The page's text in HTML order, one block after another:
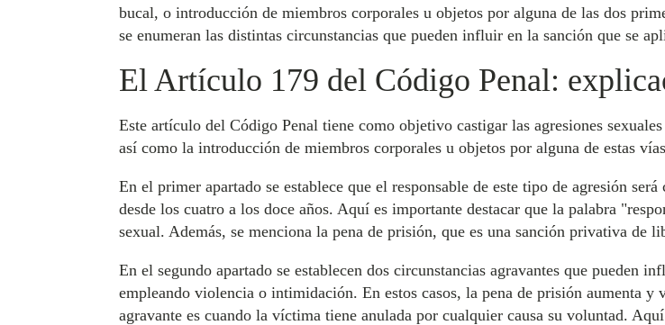
bucal, o introducción de miembros corporales u objetos por alguna de las dos
se enumeran las distintas circunstancias que pueden influir en la sanción que se
El Artículo 179 del Código Penal:
Este artículo del Código Penal tiene como objetivo castigar las agresiones
así como la introducción de miembros corporales u objetos por alguna de estas
En el primer apartado se establece que el responsable de este tipo de agresión
desde los cuatro a los doce años. Aquí es importante destacar que la palabra
sexual. Además, se menciona la pena de prisión, que es una sanción privativa de
En el segundo apartado se establecen dos circunstancias agravantes que pueden
empleando violencia o intimidación. En estos casos, la pena de prisión aumenta y
agravante es cuando la víctima tiene anulada por cualquier causa su voluntad.